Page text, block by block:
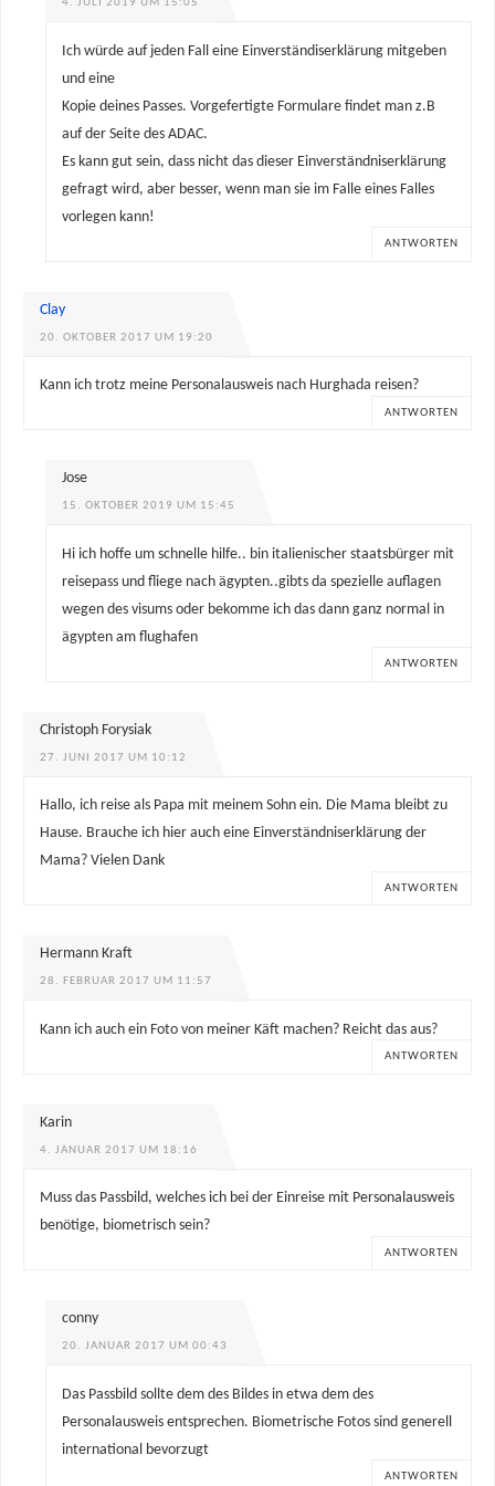
Ich würde auf jeden Fall eine Einverständiserklärung mitgeben
und eine
Kopie deines Passes. Vorgefertigte Formulare findet man z.B
auf der Seite des ADAC.
Es kann gut sein, dass nicht das dieser Einverständniserklärung
gefragt wird, aber besser, wenn man sie im Falle eines Falles
vorlegen kann!
ANTWORTEN
Clay
20. OKTOBER 2017 UM 19:20
Kann ich trotz meine Personalausweis nach Hurghada reisen?
ANTWORTEN
Jose
15. OKTOBER 2019 UM 15:45
Hi ich hoffe um schnelle hilfe.. bin italienischer staatsbürger mit
reisepass und fliege nach ägypten..gibts da spezielle auflagen
wegen des visums oder bekomme ich das dann ganz normal in
ägypten am flughafen
ANTWORTEN
Christoph Forysiak
27. JUNI 2017 UM 10:12
Hallo, ich reise als Papa mit meinem Sohn ein. Die Mama bleibt zu
Hause. Brauche ich hier auch eine Einverständniserklärung der
Mama? Vielen Dank
ANTWORTEN
Hermann Kraft
28. FEBRUAR 2017 UM 11:57
Kann ich auch ein Foto von meiner Käft machen? Reicht das aus?
ANTWORTEN
Karin
4. JANUAR 2017 UM 18:16
Muss das Passbild, welches ich bei der Einreise mit Personalausweis
benötige, biometrisch sein?
ANTWORTEN
conny
20. JANUAR 2017 UM 00:43
Das Passbild sollte dem des Bildes in etwa dem des
Personalausweis entsprechen. Biometrische Fotos sind generell
international bevorzugt
ANTWORTEN